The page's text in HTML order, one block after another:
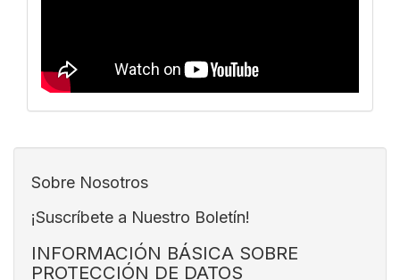
Sobre Nosotros
¡Suscríbete a Nuestro Boletín!
INFORMACIÓN BÁSICA SOBRE
PROTECCIÓN DE DATOS